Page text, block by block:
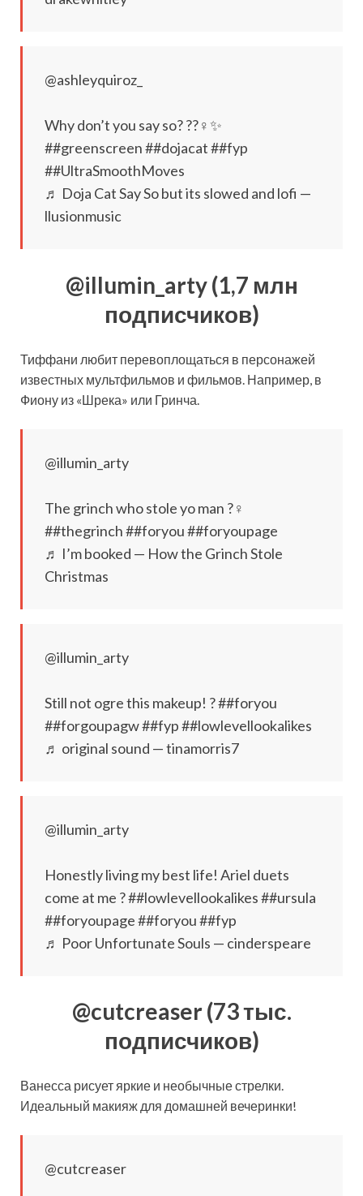
@ashleyquiroz_
Why don’t you say so? ??‍♀️✨
##greenscreen ##dojacat ##fyp
##UltraSmoothMoves
♬ Doja Cat Say So but its slowed and lofi —
llusionmusic
@illumin_arty (1,7 млн
подписчиков)
Тиффани любит перевоплощаться в персонажей
известных мультфильмов и фильмов. Например, в
Фиону из «Шрека» или Гринча.
@illumin_arty
The grinch who stole yo man ?‍♀️
##thegrinch ##foryou ##foryoupage
♬ I’m booked — How the Grinch Stole
Christmas
@illumin_arty
Still not ogre this makeup! ? ##foryou
##forgoupagw ##fyp ##lowlevellookalikes
♬ original sound — tinamorris7
@illumin_arty
Honestly living my best life! Ariel duets
come at me ? ##lowlevellookalikes ##ursula
##foryoupage ##foryou ##fyp
♬ Poor Unfortunate Souls — cinderspeare
@cutcreaser (73 тыс.
подписчиков)
Ванесса рисует яркие и необычные стрелки.
Идеальный макияж для домашней вечеринки!
@cutcreaser